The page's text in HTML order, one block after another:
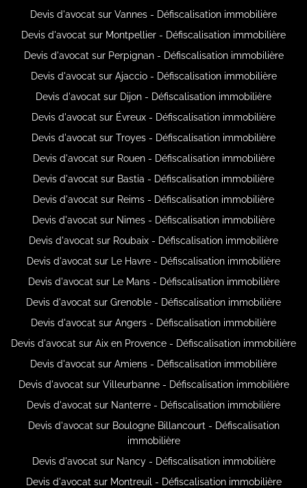
Devis d'avocat sur Vannes - Défiscalisation immobilière
Devis d'avocat sur Montpellier - Défiscalisation immobilière
Devis d'avocat sur Perpignan - Défiscalisation immobilière
Devis d'avocat sur Ajaccio - Défiscalisation immobilière
Devis d'avocat sur Dijon - Défiscalisation immobilière
Devis d'avocat sur Évreux - Défiscalisation immobilière
Devis d'avocat sur Troyes - Défiscalisation immobilière
Devis d'avocat sur Rouen - Défiscalisation immobilière
Devis d'avocat sur Bastia - Défiscalisation immobilière
Devis d'avocat sur Reims - Défiscalisation immobilière
Devis d'avocat sur Nimes - Défiscalisation immobilière
Devis d'avocat sur Roubaix - Défiscalisation immobilière
Devis d'avocat sur Le Havre - Défiscalisation immobilière
Devis d'avocat sur Le Mans - Défiscalisation immobilière
Devis d'avocat sur Grenoble - Défiscalisation immobilière
Devis d'avocat sur Angers - Défiscalisation immobilière
Devis d'avocat sur Aix en Provence - Défiscalisation immobilière
Devis d'avocat sur Amiens - Défiscalisation immobilière
Devis d'avocat sur Villeurbanne - Défiscalisation immobilière
Devis d'avocat sur Nanterre - Défiscalisation immobilière
Devis d'avocat sur Boulogne Billancourt - Défiscalisation
immobilière
Devis d'avocat sur Nancy - Défiscalisation immobilière
Devis d'avocat sur Montreuil - Défiscalisation immobilière